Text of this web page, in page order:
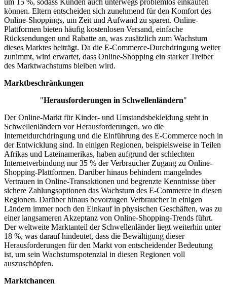
um 15 %, sodass Kunden auch unterwegs problemlos einkaufen
können. Eltern entscheiden sich zunehmend für den Komfort des
Online-Shoppings, um Zeit und Aufwand zu sparen. Online-
Plattformen bieten häufig kostenlosen Versand, einfache
Rücksendungen und Rabatte an, was zusätzlich zum Wachstum
dieses Marktes beiträgt. Da die E-Commerce-Durchdringung weiter
zunimmt, wird erwartet, dass Online-Shopping ein starker Treiber
des Marktwachstums bleiben wird.
Marktbeschränkungen
"Herausforderungen in Schwellenländern"
Der Online-Markt für Kinder- und Umstandsbekleidung steht in
Schwellenländern vor Herausforderungen, wo die
Internetdurchdringung und die Einführung des E-Commerce noch in
der Entwicklung sind. In einigen Regionen, beispielsweise in Teilen
Afrikas und Lateinamerikas, haben aufgrund der schlechten
Internetverbindung nur 35 % der Verbraucher Zugang zu Online-
Shopping-Plattformen. Darüber hinaus behindern mangelndes
Vertrauen in Online-Transaktionen und begrenzte Kenntnisse über
sichere Zahlungsoptionen das Wachstum des E-Commerce in diesen
Regionen. Darüber hinaus bevorzugen Verbraucher in einigen
Ländern immer noch den Einkauf in physischen Geschäften, was zu
einer langsameren Akzeptanz von Online-Shopping-Trends führt.
Der weltweite Marktanteil der Schwellenländer liegt weiterhin unter
18 %, was darauf hindeutet, dass die Bewältigung dieser
Herausforderungen für den Markt von entscheidender Bedeutung
ist, um sein Wachstumspotenzial in diesen Regionen voll
auszuschöpfen.
Marktchancen